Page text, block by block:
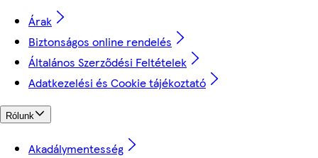
Árak
Biztonságos online rendelés
Általános Szerződési Feltételek
Adatkezelési és Cookie tájékoztató
Rólunk
Akadálymentesség